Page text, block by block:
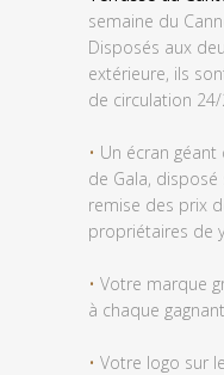
semaine du
Disposés aux
extérieure, ils
de circulation
• Un écran
de Gala,
remise des prix
propriétaires de
• Votre marque
à chaque gagnant
• Votre logo sur